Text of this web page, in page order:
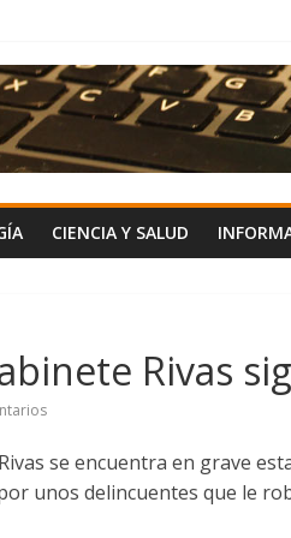
CIENCIA Y SALUD
Rivas
se encuentra en grave
unos delincuentes que le